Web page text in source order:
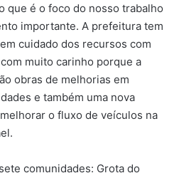
que é o foco do nosso trabalho
importante. A prefeitura tem
cuidado dos recursos com
muito carinho porque a
obras de melhorias em
e também uma nova
o fluxo de veículos na
comunidades: Grota do